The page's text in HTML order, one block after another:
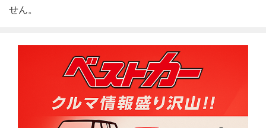
せん。